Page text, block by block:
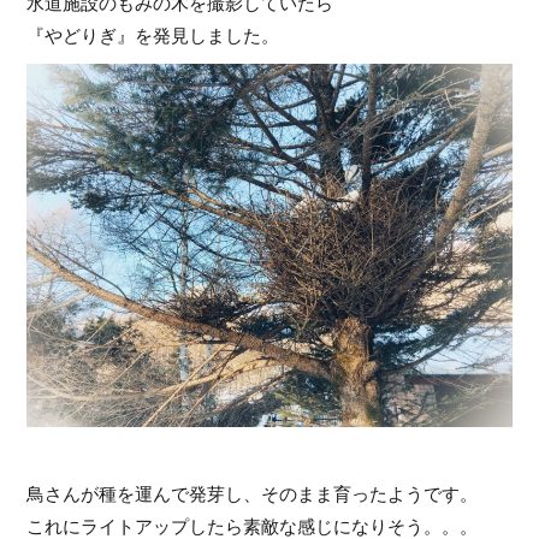
『やどりぎ』を発見しました。
鳥さんが種を運んで発芽し、そのまま育ったようです。
これにライトアップしたら素敵な感じになりそう。。。